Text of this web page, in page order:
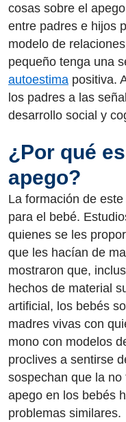
cosas sobre el
entre padres e hijos
modelo de
pequeño tenga una
autoestima positiva.
los padres a las
desarrollo social y
¿Por qué
apego?
La formación de
para el bebé.
quienes se les
que les hacían de
mostraron que,
hechos de material
artificial, los bebés
madres vivas con
mono con modelos
proclives a sentirse
sospechan que la
apego en los bebés
problemas similares.